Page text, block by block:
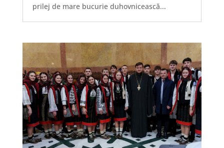
prilej de mare bucurie duhovnicească...